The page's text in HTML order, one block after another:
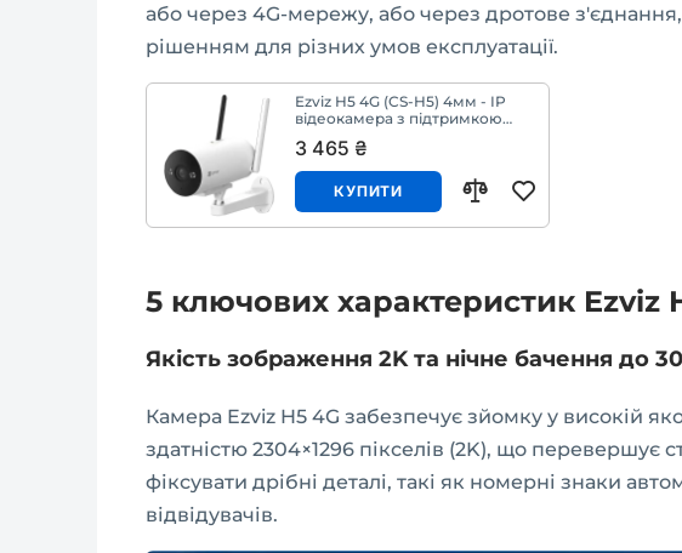
або через 4G-мережу, або через дротове
рішенням для різних умов експлуатації.
Ezviz H5 4G (CS-H5) 4мм - IP
відеокамера з підтримкою
3 465 ₴
КУПИТИ
5 ключових характеристик Ezviz
Якість зображення 2K та нічне бачення до
Камера Ezviz H5 4G забезпечує зйомку у високій
здатністю 2304×1296 пікселів (2K), що перевершує
фіксувати дрібні деталі, такі як номерні знаки
відвідувачів.